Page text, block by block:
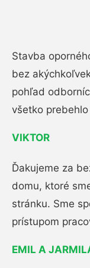
Stavba
bez
pohľad
všetko
VIKTOR
Ďakujeme za
domu, ktoré
stránku. Sme
prístupom
EMIL A